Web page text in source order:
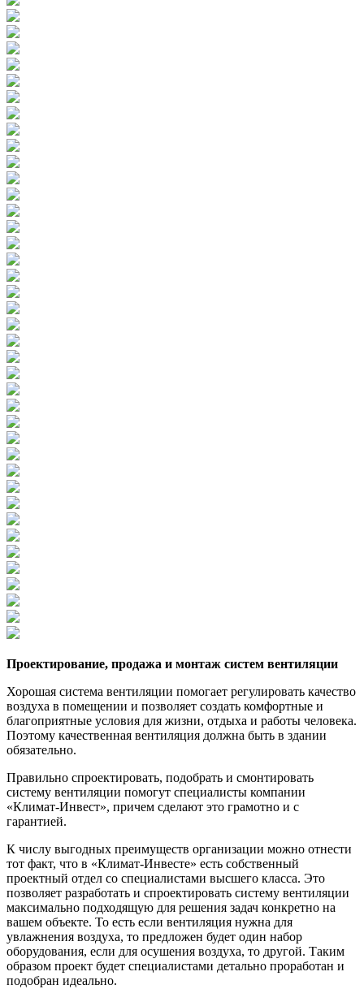
Проектирование, продажа и монтаж систем вентиляции
Хорошая система вентиляции помогает регулировать качество
воздуха в помещении и позволяет создать комфортные и
благоприятные условия для жизни, отдыха и работы человека.
Поэтому качественная вентиляция должна быть в здании
обязательно.
Правильно спроектировать, подобрать и смонтировать
систему вентиляции помогут специалисты компании
«Климат-Инвест», причем сделают это грамотно и с
гарантией.
К числу выгодных преимуществ организации можно отнести
тот факт, что в «Климат-Инвесте» есть собственный
проектный отдел со специалистами высшего класса. Это
позволяет разработать и спроектировать систему вентиляции
максимально подходящую для решения задач конкретно на
вашем объекте. То есть если вентиляция нужна для
увлажнения воздуха, то предложен будет один набор
оборудования, если для осушения воздуха, то другой. Таким
образом проект будет специалистами детально проработан и
подобран идеально.